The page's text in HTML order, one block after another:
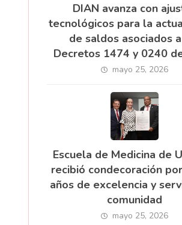
DIAN avanza con
tecnológicos para la
de saldos asociados
Decretos 1474 y 0240
mayo 25, 2026
Escuela de Medicina de
recibió condecoración
años de excelencia y
comunidad
mayo 25, 2026